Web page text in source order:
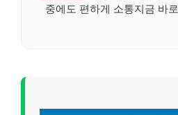
중에도 편하게 소통지금 바